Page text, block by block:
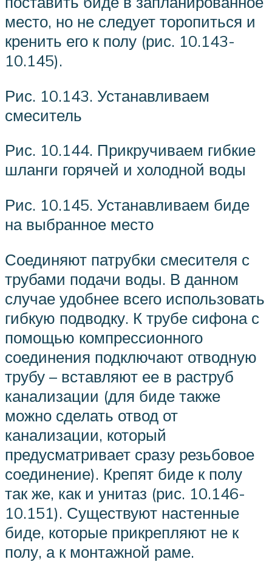
место, но не следует торопиться и
кренить его к полу (рис. 10.143-
10.145).
Рис. 10.143. Устанавливаем
смеситель
Рис. 10.144. Прикручиваем гибкие
шланги горячей и холодной воды
Рис. 10.145. Устанавливаем биде
на выбранное место
Соединяют патрубки смесителя с
трубами подачи воды. В данном
случае удобнее всего использовать
гибкую подводку. К трубе сифона с
помощью компрессионного
соединения подключают отводную
трубу – вставляют ее в раструб
канализации (для биде также
можно сделать отвод от
канализации, который
предусматривает сразу резьбовое
соединение). Крепят биде к полу
так же, как и унитаз (рис. 10.146-
10.151). Существуют настенные
биде, которые прикрепляют не к
полу, а к монтажной раме.